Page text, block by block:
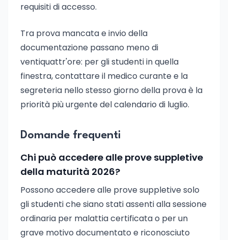
requisiti di accesso.
Tra prova mancata e invio della
documentazione passano meno di
ventiquattr'ore: per gli studenti in quella
finestra, contattare il medico curante e la
segreteria nello stesso giorno della prova è la
priorità più urgente del calendario di luglio.
Domande frequenti
Chi può accedere alle prove suppletive
della maturità 2026?
Possono accedere alle prove suppletive solo
gli studenti che siano stati assenti alla sessione
ordinaria per malattia certificata o per un
grave motivo documentato e riconosciuto